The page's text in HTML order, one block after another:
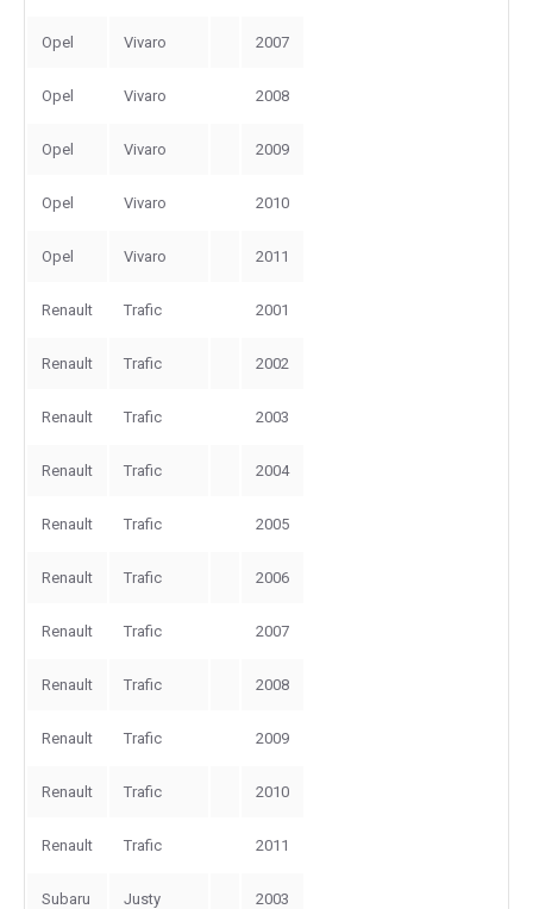
Opel Vivaro 2007
Opel Vivaro 2008
Opel Vivaro 2009
Opel Vivaro 2010
Opel Vivaro 2011
Renault Trafic 2001
Renault Trafic 2002
Renault Trafic 2003
Renault Trafic 2004
Renault Trafic 2005
Renault Trafic 2006
Renault Trafic 2007
Renault Trafic 2008
Renault Trafic 2009
Renault Trafic 2010
Renault Trafic 2011
Subaru Justy 2003